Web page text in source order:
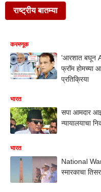
राष्ट्रीय बातम्या
करमणूक
'आरशात बघून
फ्रॉम होमच्या
प्रतिक्रिया
भारत
सपा आमदार
न्यायालयाचा
भारत
National
स्मारकाचा